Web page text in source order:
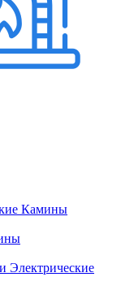
Камины
Электрические